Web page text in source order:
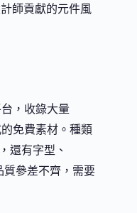
師貢獻的元件風
，收錄大量
的免費素材。種類
還有字型、
質參差不齊，需要